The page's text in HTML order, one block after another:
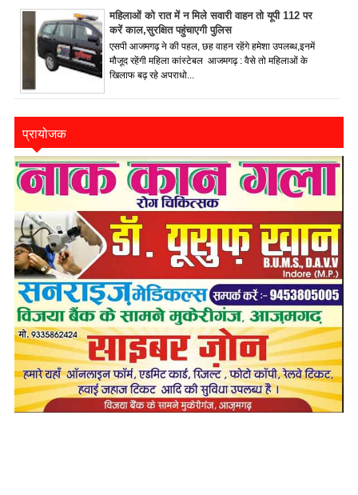
महिलाओं को रात में न मिले सवारी वाहन तो यूपी 112 पर
करें काल,सुरक्षित पहुंचाएगी पुलिस
एसपी आजमगढ़ ने की पहल, छह वाहन रहेंगे हमेशा उपलब्ध,इनमें
मौजूद रहेंगी महिला कांस्टेबल आजमगढ़ : वैसे तो महिलाओं के
खिलाफ बढ़ रहे अपराधो...
प्रायोजक